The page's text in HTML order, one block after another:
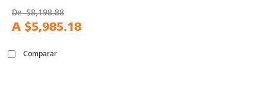
De$8,198.88
A $5,985.18
Comparar